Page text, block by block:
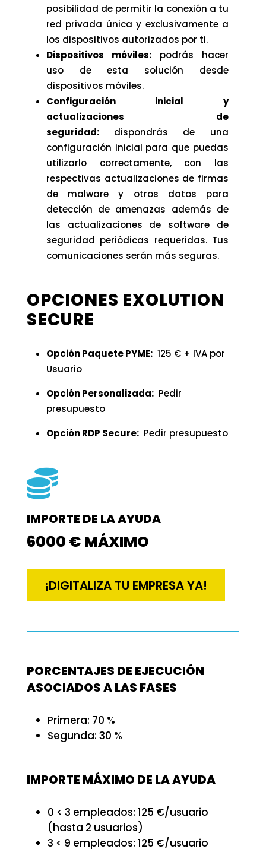
posibilidad de permitir la conexión a tu
red privada única y exclusivamente a
los dispositivos autorizados por ti.
Dispositivos móviles:
podrás hacer
uso de esta solución desde
dispositivos móviles.
Configuración inicial y
actualizaciones de
seguridad:
dispondrás de una
configuración inicial para que puedas
utilizarlo correctamente, con las
respectivas actualizaciones de firmas
de malware y otros datos para
detección de amenazas además de
las actualizaciones de software de
seguridad periódicas requeridas. Tus
comunicaciones serán más seguras.
OPCIONES EXOLUTION
SECURE
Opción Paquete PYME:125 € + IVA por
Usuario
Opción Personalizada:Pedir
presupuesto
Opción RDP Secure:Pedir presupuesto

IMPORTE DE LA AYUDA
6000 € MÁXIMO
¡DIGITALIZA TU EMPRESA YA!
PORCENTAJES DE EJECUCIÓN
ASOCIADOS A LAS FASES
Primera: 70 %
Segunda: 30 %
IMPORTE MÁXIMO DE LA AYUDA
0 < 3 empleados: 125 €/usuario
(hasta 2 usuarios)
3 < 9 empleados: 125 €/usuario